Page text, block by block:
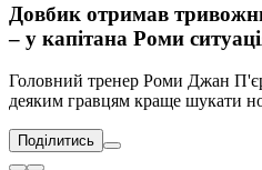
Довбик отримав
– у капітана Роми
Головний тренер Роми Джан
деяким гравцям краще шукати
Поділитись